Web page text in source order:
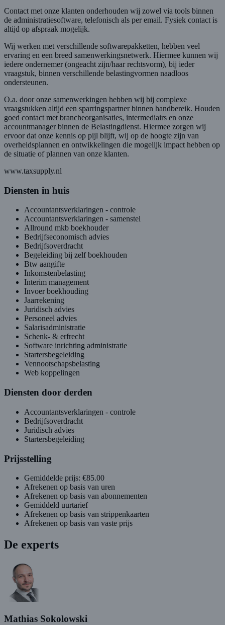
Contact met onze klanten onderhouden wij zowel via tools binnen
de administratiesoftware, telefonisch als per email. Fysiek contact is
altijd op afspraak mogelijk.
Wij werken met verschillende softwarepakketten, hebben veel
ervaring en een breed samenwerkingsnetwerk. Hiermee kunnen wij
iedere ondernemer (ongeacht zijn/haar rechtsvorm), bij ieder
vraagstuk, binnen verschillende belastingvormen naadloos
ondersteunen.
O.a. door onze samenwerkingen hebben wij bij complexe
vraagstukken altijd een sparringspartner binnen handbereik. Houden
goed contact met brancheorganisaties, intermediairs en onze
accountmanager binnen de Belastingdienst. Hiermee zorgen wij
ervoor dat onze kennis op pijl blijft, wij op de hoogte zijn van
overheidsplannen en ontwikkelingen die mogelijk impact hebben op
de situatie of plannen van onze klanten.
www.taxsupply.nl
Diensten in huis
Accountantsverklaringen - controle
Accountantsverklaringen - samenstel
Allround mkb boekhouder
Bedrijfseconomisch advies
Bedrijfsoverdracht
Begeleiding bij zelf boekhouden
Btw aangifte
Inkomstenbelasting
Interim management
Invoer boekhouding
Jaarrekening
Juridisch advies
Personeel advies
Salarisadministratie
Schenk- & erfrecht
Software inrichting administratie
Startersbegeleiding
Vennootschapsbelasting
Web koppelingen
Diensten door derden
Accountantsverklaringen - controle
Bedrijfsoverdracht
Juridisch advies
Startersbegeleiding
Prijsstelling
Gemiddelde prijs: €85.00
Afrekenen op basis van uren
Afrekenen op basis van abonnementen
Gemiddeld uurtarief
Afrekenen op basis van strippenkaarten
Afrekenen op basis van vaste prijs
De experts
Mathias Sokolowski